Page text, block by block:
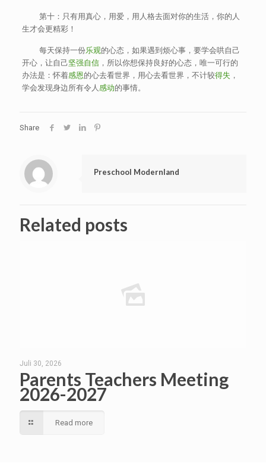
第十：只有用真心，用爱，用人格去面对你的生活，你的人
生才会更精彩！
每天保持一份乐观的心态，如果遇到烦心事，要学会哄自己
开心，让自己坚强自信，所以你想保持良好的心态，唯一可行的
办法是：怀着感恩的心去看世界，用心去看世界，不计较得失 ，
学会发现身边所有令人感动的事情。
Share
Preschool Modernland
Related posts
Juli 30, 2026
Parents Teachers Meeting
2026-2027
Read more